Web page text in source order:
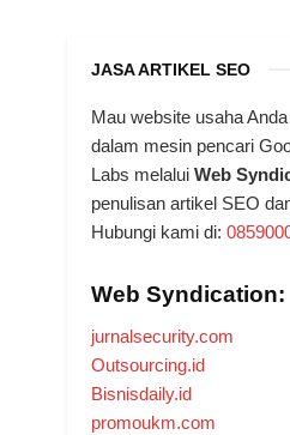
JASA ARTIKEL SEO
Mau website usaha
dalam mesin pencari
Labs melalui Web
penulisan artikel SEO
Hubungi kami di:
Web Syndication:
jurnalsecurity.com
Outsourcing.id
Bisnisdaily.id
promoukm.com